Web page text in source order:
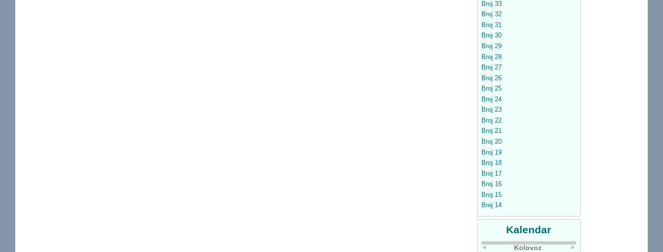
Broj 33
Broj 32
Broj 31
Broj 30
Broj 29
Broj 28
Broj 27
Broj 26
Broj 25
Broj 24
Broj 23
Broj 22
Broj 21
Broj 20
Broj 19
Broj 18
Broj 17
Broj 16
Broj 15
Broj 14
Kalendar
« Kolovoz
»